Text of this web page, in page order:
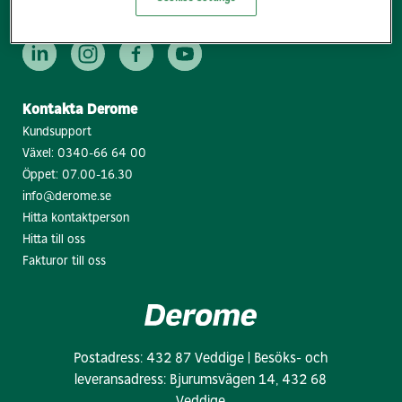
Kontakta Derome
Kundsupport
Växel: 0340-66 64 00
Öppet: 07.00-16.30
info@derome.se
Hitta kontaktperson
Hitta till oss
Fakturor till oss
Postadress: 432 87 Veddige | Besöks- och
leveransadress: Bjurumsvägen 14, 432 68